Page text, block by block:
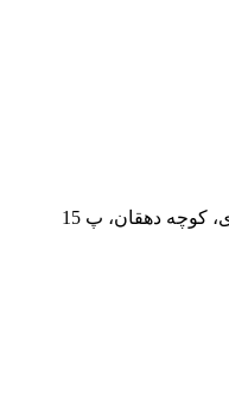
کوچه دهقان، پ 15